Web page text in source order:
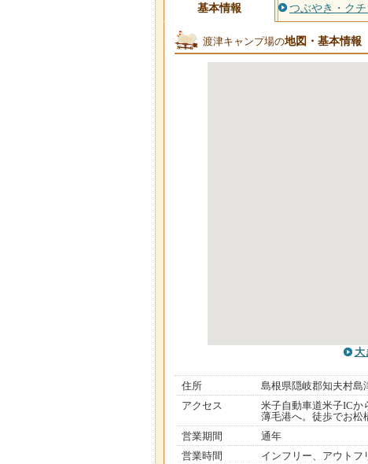
基本情報 つぶやき・クチ
渡津キャンプ場の地図・基本情報
大
住所
島根県隠岐郡知夫村島
アクセス
米子自動車道米子ICか
薄毛港へ。徒歩でお松
営業期間
通年
営業時間
インフリー、アウトフ